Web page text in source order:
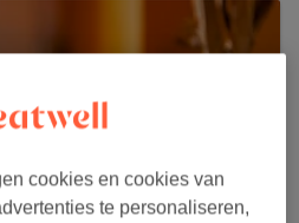
cookies en cookies van
te personaliseren,